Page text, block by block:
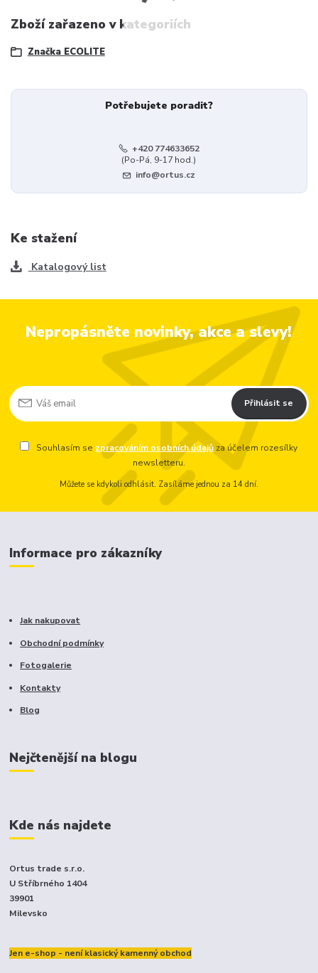
Zboží zařazeno v kategoriích
Značka ECOLITE
Potřebujete poradit?
+420 774633652
(Po-Pá, 9-17 hod.)
info@ortus.cz
Ke stažení
Katalogový list
Nepropásněte novinky, akce a slevy!
Přihlásit se
Souhlasím se zpracováním osobních údajů za účelem rozesílky
newsletteru.
Můžete se kdykoli odhlásit. Zasíláme jednou za 14 dní.
Informace pro zákazníky
Jak nakupovat
Obchodní podmínky
Fotogalerie
Kontakty
Blog
Nejčtenější na blogu
Kde nás najdete
Ortus trade s.r.o.
U Stříbrného 1404
39901
Milevsko
Jen e-shop - není klasický kamenný obchod